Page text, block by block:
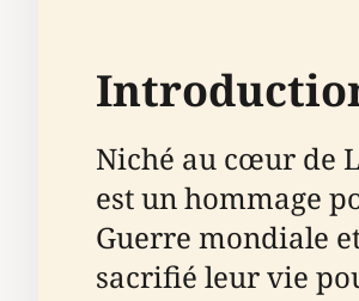
Niché au cœur de
est un hommage
Guerre mondiale
sacrifié leur vie